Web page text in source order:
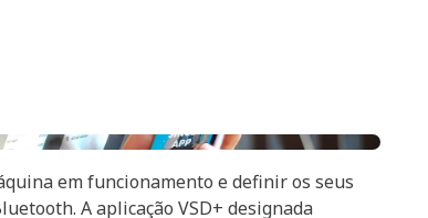
em funcionamento e definir os seus
A aplicação VSD+ designada